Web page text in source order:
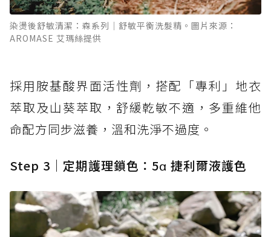
染燙後舒敏清潔：森系列｜舒敏平衡洗髮精。圖片來源：
AROMASE 艾瑪絲提供
採用胺基酸界面活性劑，搭配「專利」地衣
萃取及山葵萃取，舒緩乾敏不適，多重維他
命配方同步滋養，溫和洗淨不過度。
Step 3｜定期護理鎖色：5α 捷利爾液護色